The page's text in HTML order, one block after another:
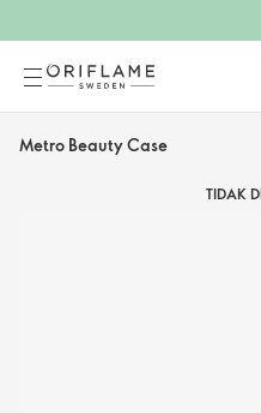
Metro Beauty Case
TIDAK